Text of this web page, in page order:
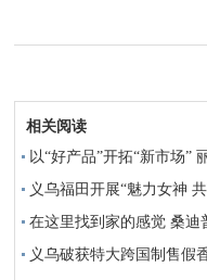
相关阅读
以“好产品”开拓“新市场”
义乌福田开展“魅力女神
在这里找到家的感觉 桑迪
义乌破获特大跨国制售假